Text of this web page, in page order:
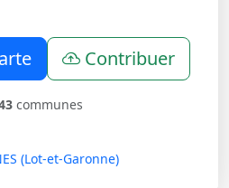
Contribuer
communes
(Lot-et-Garonne)